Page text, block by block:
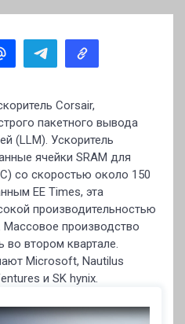
Corsair,
пакетного вывода
(LLM). Ускоритель
ячейки SRAM для
со скоростью около 150
EE Times, эта
производительностью
производство
во втором квартале.
Microsoft, Nautilus
и SK hynix.